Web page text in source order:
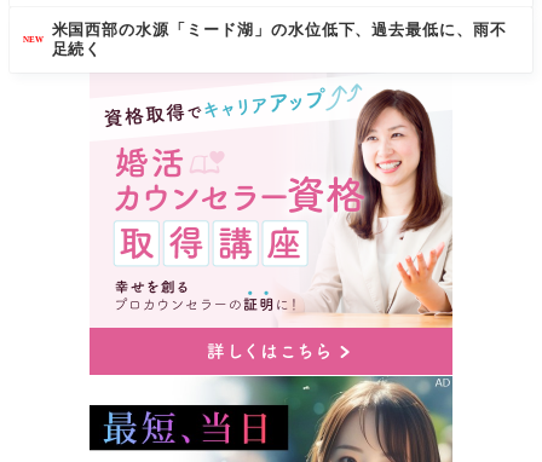
NEW
米国西部の水源「ミード湖」の水位低下、過去最低に、雨不
足続く